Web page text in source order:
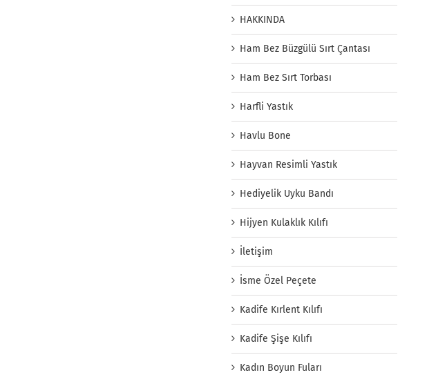
HAKKINDA
Ham Bez Büzgülü Sırt Çantası
Ham Bez Sırt Torbası
Harfli Yastık
Havlu Bone
Hayvan Resimli Yastık
Hediyelik Uyku Bandı
Hijyen Kulaklık Kılıfı
İletişim
İsme Özel Peçete
Kadife Kırlent Kılıfı
Kadife Şişe Kılıfı
Kadın Boyun Fuları